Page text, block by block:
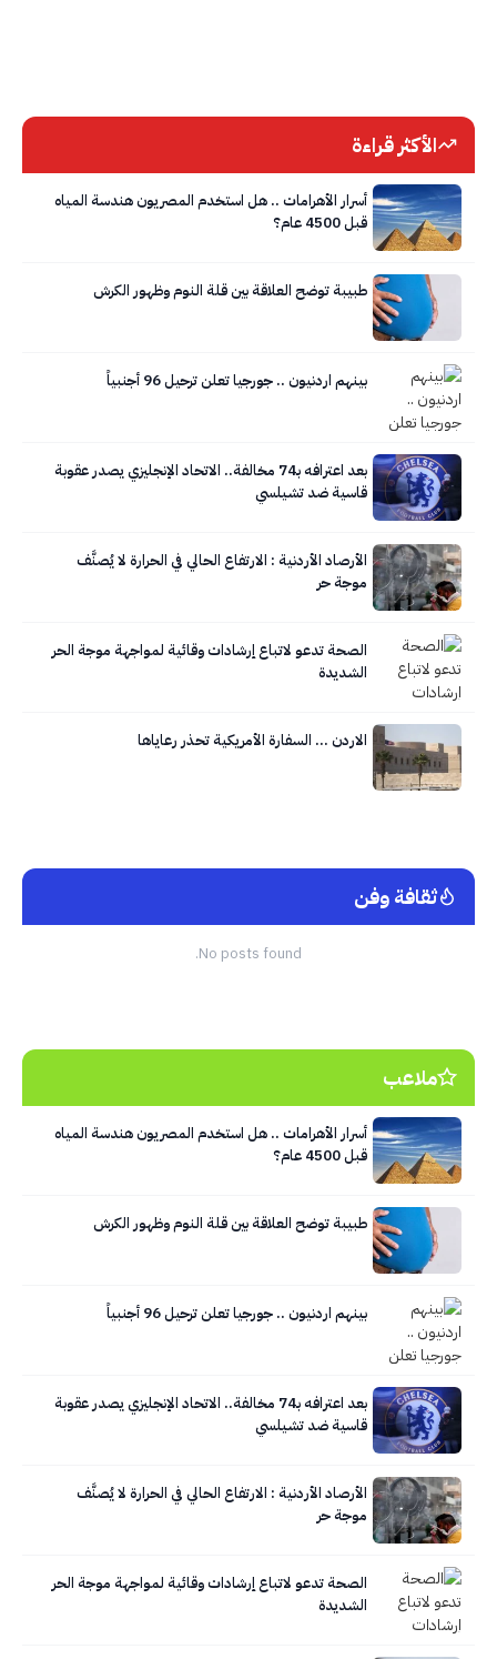
الأكثر قراءة
أسرار الأهرامات .. هل استخدم المصريون هندسة المياه
قبل 4500 عام؟
طبيبة توضح العلاقة بين قلة النوم وظهور الكرش
بينهم اردنيون .. جورجيا تعلن ترحيل 96 أجنبياً
بعد اعترافه بـ74 مخالفة.. الاتحاد الإنجليزي يصدر عقوبة
قاسية ضد تشيلسي
الأرصاد الأردنية : الارتفاع الحالي في الحرارة لا يُصنَّف
موجة حر
الصحة تدعو لاتباع إرشادات وقائية لمواجهة موجة الحر
الشديدة
الاردن … السفارة الأمريكية تحذر رعاياها
ثقافة وفن
No posts found.
ملاعب
أسرار الأهرامات .. هل استخدم المصريون هندسة المياه
قبل 4500 عام؟
طبيبة توضح العلاقة بين قلة النوم وظهور الكرش
بينهم اردنيون .. جورجيا تعلن ترحيل 96 أجنبياً
بعد اعترافه بـ74 مخالفة.. الاتحاد الإنجليزي يصدر عقوبة
قاسية ضد تشيلسي
الأرصاد الأردنية : الارتفاع الحالي في الحرارة لا يُصنَّف
موجة حر
الصحة تدعو لاتباع إرشادات وقائية لمواجهة موجة الحر
الشديدة